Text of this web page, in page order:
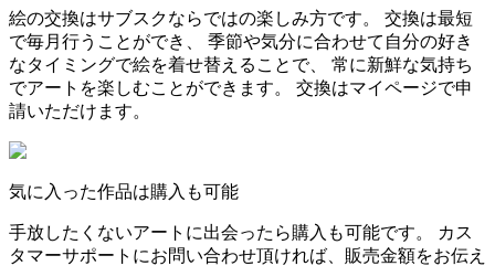
絵の交換はサブスクならではの楽しみ方です。 交換は最短
で毎月行うことができ、 季節や気分に合わせて自分の好き
なタイミングで絵を着せ替えることで、 常に新鮮な気持ち
でアートを楽しむことができます。 交換はマイページで申
請いただけます。
気に入った作品は購入も可能
手放したくないアートに出会ったら購入も可能です。 カス
タマーサポートにお問い合わせ頂ければ、販売金額をお伝え